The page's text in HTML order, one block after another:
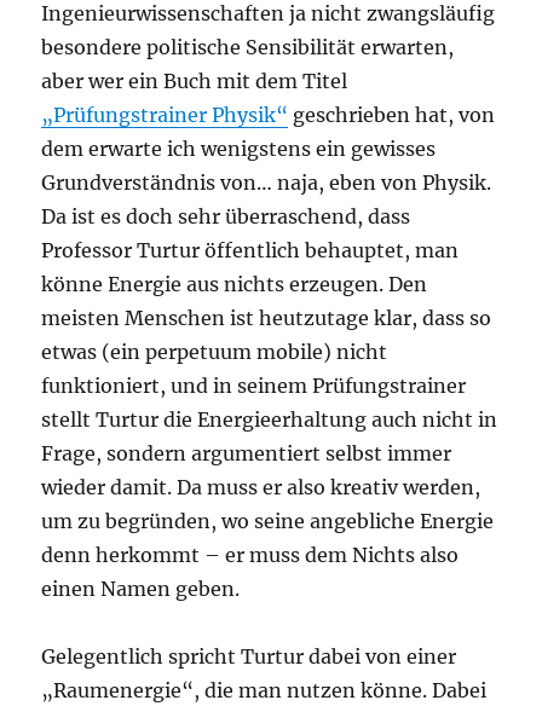
Ingenieurwissenschaften ja nicht zwangsläufig
besondere politische Sensibilität erwarten,
aber wer ein Buch mit dem Titel
„Prüfungstrainer Physik“ geschrieben hat, von
dem erwarte ich wenigstens ein gewisses
Grundverständnis von… naja, eben von Physik.
Da ist es doch sehr überraschend, dass
Professor Turtur öffentlich behauptet, man
könne Energie aus nichts erzeugen. Den
meisten Menschen ist heutzutage klar, dass so
etwas (ein perpetuum mobile) nicht
funktioniert, und in seinem Prüfungstrainer
stellt Turtur die Energieerhaltung auch nicht in
Frage, sondern argumentiert selbst immer
wieder damit. Da muss er also kreativ werden,
um zu begründen, wo seine angebliche Energie
denn herkommt – er muss dem Nichts also
einen Namen geben.
Gelegentlich spricht Turtur dabei von einer
„Raumenergie“, die man nutzen könne. Dabei